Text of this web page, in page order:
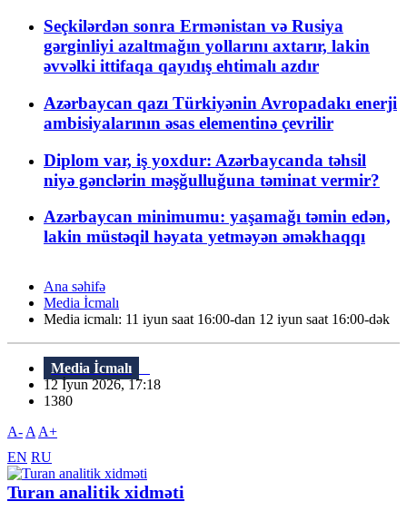
Seçkilərdən sonra Ermənistan və Rusiya
gərginliyi azaltmağın yollarını axtarır, lakin
əvvəlki ittifaqa qayıdış ehtimalı azdır
Azərbaycan qazı Türkiyənin Avropadakı enerji
ambisiyalarının əsas elementinə çevrilir
Diplom var, iş yoxdur: Azərbaycanda təhsil
niyə gənclərin məşğulluğuna təminat vermir?
Azərbaycan minimumu: yaşamağı təmin edən,
lakin müstəqil həyata yetməyən əməkhaqqı
Ana səhifə
Media İcmalı
Media icmalı: 11 iyun saat 16:00-dan 12 iyun saat 16:00-dək
Media İcmalı
12 İyun 2026, 17:18
1380
A- A A+
EN RU
Turan analitik xidməti